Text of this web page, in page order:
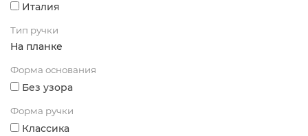
Италия
Тип ручки
На планке
Форма основания
Без узора
Форма ручки
Классика